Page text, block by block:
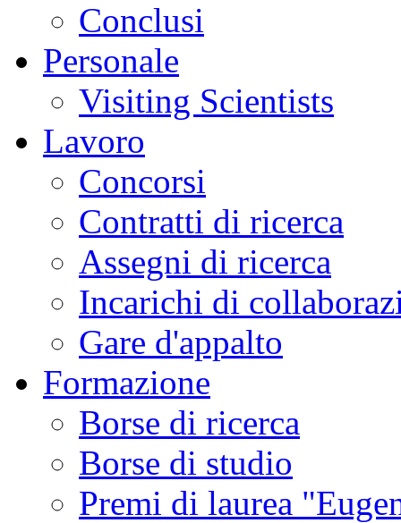
Conclusi
Personale
Visiting Scientists
Lavoro
Concorsi
Contratti di ricerca
Assegni di ricerca
Incarichi di
Gare d'appalto
Formazione
Borse di ricerca
Borse di studio
Premi di laurea